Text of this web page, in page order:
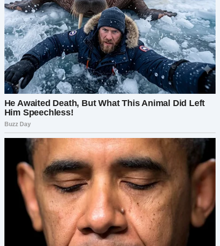
потекли по моим щекам.
— Почти десять лет назад моя дочь Яна
влюбилась в Лёшу. Они поженились, у них
родилась Элла, и какое-то время всё было
хорошо. Но когда Яна забеременела Сашей, всё
изменилось. Саша родился с синдромом Дауна,
и Лёша… — она сделала паузу, и её глаза
наполнились слезами.
— Лёша не смог это принять. Он просто ушёл.
Маленькая девочка подняла глаза, слёзы текли
по её щекам.
— Он бросил нас, — прошептала она. — Он
бросил нас, когда мы нуждались в нём больше
всего.
Зал наполнился шёпотом. У меня подогнулись